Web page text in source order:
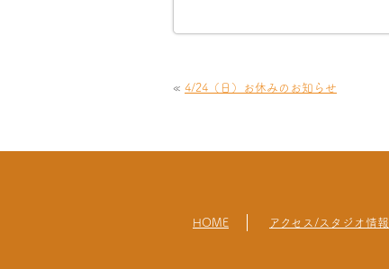
« 4/24（日）お休みのお知らせ
HOME アクセス/スタジオ情報